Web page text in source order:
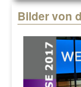
Bilder von